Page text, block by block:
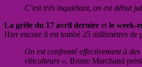
C’est très inquiétant, on est début
La grêle du 17 avril dernier et le week-
Hier encore il est tombé 25 millimètres de
On est confronté effectivement à
viticulteurs », Bruno Marchand